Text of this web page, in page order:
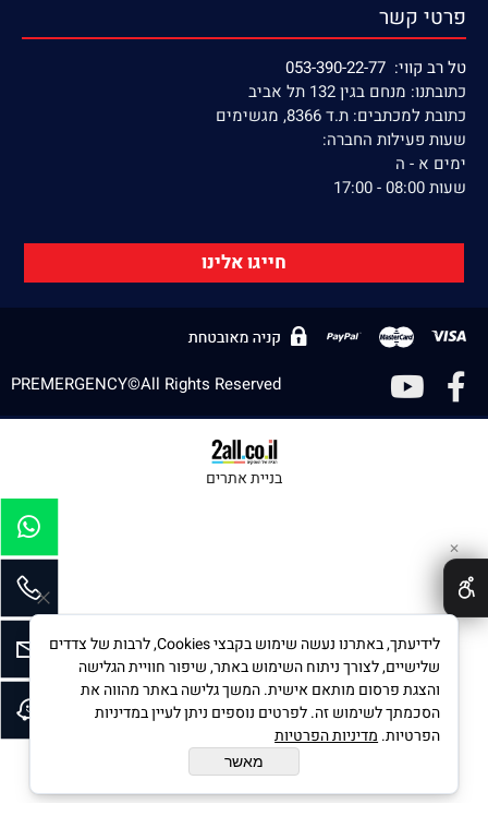
פרטי קשר
טל רב קווי: 053-390-22-77
כתובתנו: מנחם בגין 132 תל אביב
כתובת למכתבים: ת.ד 8366, מגשימים
שעות פעילות החברה:
ימים א - ה
שעות 08:00 - 17:00
חייגו אלינו
PREMERGENCY©All Rights Reserved
בניית אתרים
✕
לידיעתך, באתרנו נעשה שימוש בקבצי Cookies, לרבות של צדדים
שלישיים, לצורך ניתוח השימוש באתר, שיפור חוויית הגלישה
והצגת פרסום מותאם אישית. המשך גלישה באתר מהווה את
הסכמתך לשימוש זה. לפרטים נוספים ניתן לעיין במדיניות
הפרטיות. מדיניות הפרטיות
מאשר